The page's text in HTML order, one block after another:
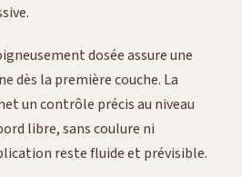
dosée assure une
dès la première couche. La
un contrôle précis au niveau
libre, sans coulure ni
reste fluide et prévisible.